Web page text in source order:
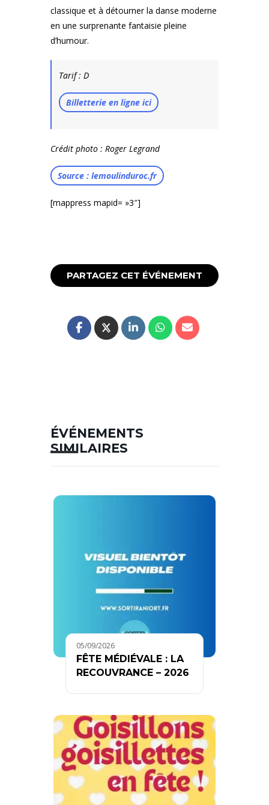
classique et à détourner la danse moderne
en une surprenante fantaisie pleine
d’humour.
Tarif : D
Billetterie en ligne ici
Crédit photo : Roger Legrand
Source : lemoulinduroc.fr
[mappress mapid= »3″]
PARTAGEZ CET ÉVÉNEMENT
ÉVÉNEMENTS
SIMILAIRES
05/09/2026
FÊTE MÉDIÉVALE : LA
RECOUVRANCE – 2026